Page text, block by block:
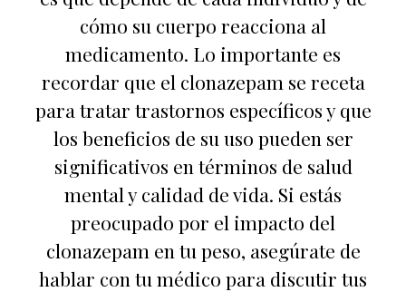
cómo su cuerpo reacciona al
medicamento. Lo importante es
recordar que el clonazepam se receta
para tratar trastornos específicos y que
los beneficios de su uso pueden ser
significativos en términos de salud
mental y calidad de vida. Si estás
preocupado por el impacto del
clonazepam en tu peso, asegúrate de
hablar con tu médico para discutir tus